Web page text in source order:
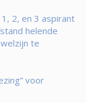
2, en 3 aspirant
helende
te
voor